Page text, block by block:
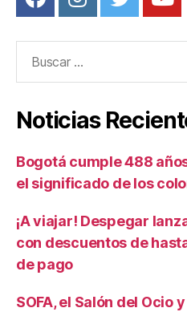
Noticias
Bogotá cumple 488
el significado de los
¡A viajar! Despegar
con descuentos de
de pago
SOFA, el Salón del Ocio